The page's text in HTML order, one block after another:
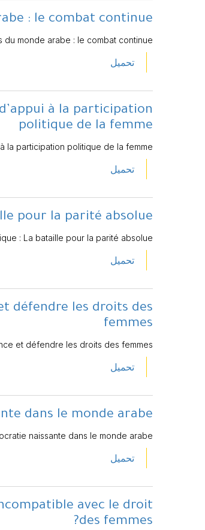
: le combat continue
du monde arabe : le combat continue
تحميل
à la participation
politique de la femme
la participation politique de la femme
تحميل
pour la parité absolue
: La bataille pour la parité absolue
تحميل
défendre les droits des
femmes
et défendre les droits des femmes
تحميل
dans le monde arabe
naissante dans le monde arabe
تحميل
avec le droit
des femmes?